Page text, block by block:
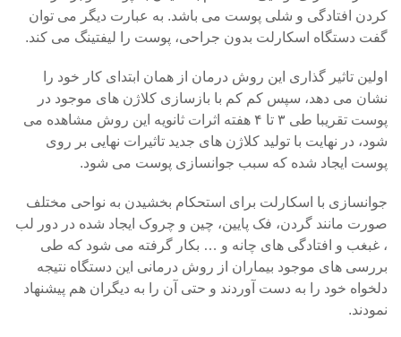
کردن افتادگی و شلی پوست می باشد. به عبارت دیگر می توان
گفت دستگاه اسکارلت بدون جراحی، پوست را لیفتینگ می کند.
اولین تاثیر گذاری این روش درمان از همان ابتدای کار خود را
نشان می دهد، سپس کم کم با بازسازی کلاژن های موجود در
پوست تقریبا طی ۳ تا ۴ هفته اثرات ثانویه این روش مشاهده می
شود، در نهایت با تولید کلاژن های جدید تاثیرات نهایی بر روی
پوست ایجاد شده که سبب جوانسازی پوست می شود.
جوانسازی با اسکارلت برای استحکام بخشیدن به نواحی مختلف
صورت مانند گردن، فک پایین، چین و چروک ایجاد شده در دور لب
، غبغب و افتادگی های چانه و … بکار گرفته می شود که طی
بررسی های موجود بیماران از روش درمانی این دستگاه نتیجه
دلخواه خود را به دست آوردند و حتی آن را به دیگران هم پیشنهاد
نمودند.